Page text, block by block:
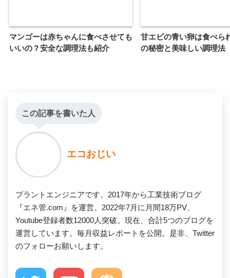
マンゴーは赤ちゃんに食べさせても
いいの？安全な調理法も紹介
甘エビの青い卵は食べら
の秘密と美味しい調理法
この記事を書いた人
エコおじい
プラントエンジニアです。2017年から工業技術ブログ
『エネ管.com』を運営。2022年7月に月間18万PV、
Youtube登録者数12000人突破。現在、合計5つのブログを
運営しています。毎月収益レポートを公開。是非、Twitter
のフォローお願いします。